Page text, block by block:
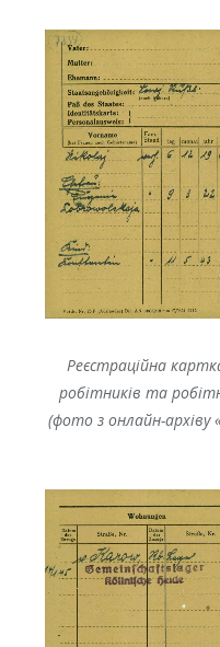
Реєстраційна
робітників та
(фото з онлайн-архіву